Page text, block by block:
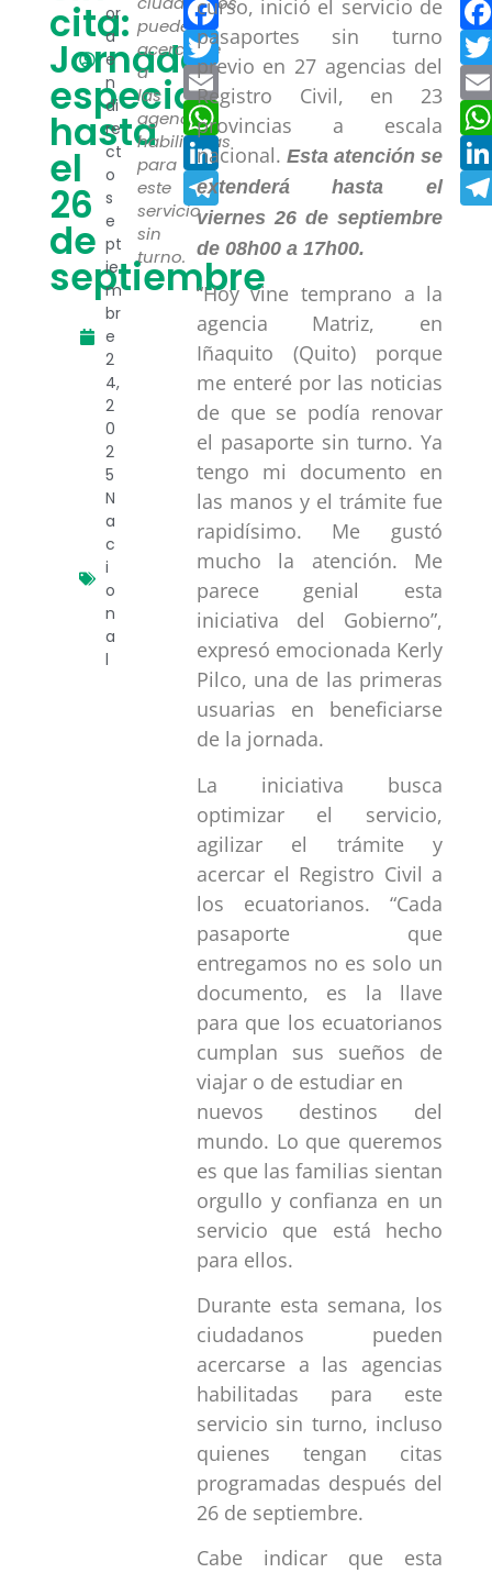
cita:
Jornada
especial
hasta
el
26
de
septiembre
or
a
e
n
di
re
ct
o
s
e
pt
ie
m
br
e
2
4,
2
0
2
5
N
a
c
i
o
n
a
l
pueden
acercarse
a
las
agencias
habilitadas
para
este
servicio
sin
turno.
Twitter
Email
WhatsApp
LinkedIn
Telegram
curso, inició el servicio de
pasaportes sin turno
previo en 27 agencias del
Registro Civil, en 23
provincias a escala
nacional. Esta atención se
extenderá hasta el
viernes 26 de septiembre
de 08h00 a 17h00.
“Hoy vine temprano a la
agencia Matriz, en
Iñaquito (Quito) porque
me enteré por las noticias
de que se podía renovar
el pasaporte sin turno. Ya
tengo mi documento en
las manos y el trámite fue
rapidísimo. Me gustó
mucho la atención. Me
parece genial esta
iniciativa del Gobierno”,
expresó emocionada Kerly
Pilco, una de las primeras
usuarias en beneficiarse
de la jornada.
La iniciativa busca
optimizar el servicio,
agilizar el trámite y
acercar el Registro Civil a
los ecuatorianos. “Cada
pasaporte que
entregamos no es solo un
documento, es la llave
para que los ecuatorianos
cumplan sus sueños de
viajar o de estudiar en
nuevos destinos del
mundo. Lo que queremos
es que las familias sientan
orgullo y confianza en un
servicio que está hecho
para ellos.
Durante esta semana, los
ciudadanos pueden
acercarse a las agencias
habilitadas para este
servicio sin turno, incluso
quienes tengan citas
programadas después del
26 de septiembre.
Cabe indicar que esta